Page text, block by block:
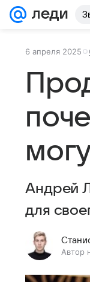
6 апреля 2025
Андрей
для
Автор